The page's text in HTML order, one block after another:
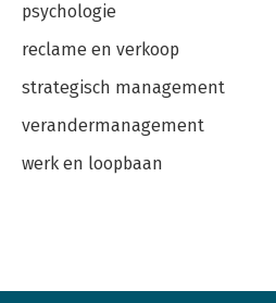
psychologie
reclame en verkoop
strategisch management
verandermanagement
werk en loopbaan